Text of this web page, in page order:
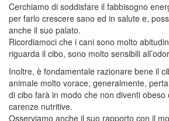
Cerchiamo di soddisfare il fabbisogno
per farlo crescere sano ed in salute e,
anche il suo palato.
Ricordiamoci che i cani sono molto
riguarda il cibo, sono molto sensibili
Inoltre, è fondamentale razionare bene il
animale molto vorace, generalmente,
di cibo farà in modo che non diventi
carenze nutritive.
Osserviamo anche il suo rapporto con il